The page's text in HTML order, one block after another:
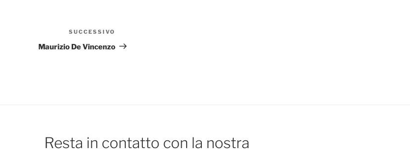
successivo
SUCCESSIVO
Maurizio De Vincenzo
Resta in contatto con la nostra